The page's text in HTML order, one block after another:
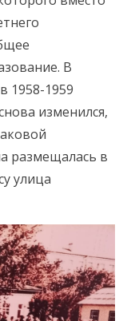
В
1958-1959
изменился,
размещалась в
улица